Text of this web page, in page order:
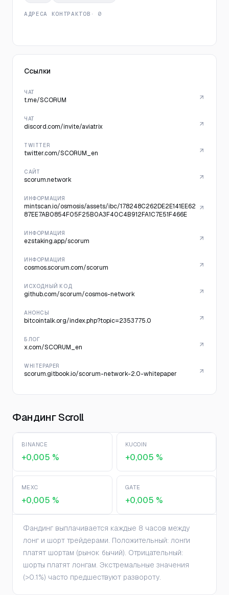
АДРЕСА КОНТРАКТОВ · 0
Ссылки
ЧАТ
t.me/SCORUM
ЧАТ
discord.com/invite/aviatrix
TWITTER
twitter.com/SCORUM_en
САЙТ
scorum.network
ИНФОРМАЦИЯ
mintscan.io/osmosis/assets/ibc/178248C262DE2E141EE62
87EE7AB0854F05F25B0A3F40C4B912FA1C7E51F466E
ИНФОРМАЦИЯ
ezstaking.app/scorum
ИНФОРМАЦИЯ
cosmos.scorum.com/scorum
ИСХОДНЫЙ КОД
github.com/scorum/cosmos-network
АНОНСЫ
bitcointalk.org/index.php?topic=2353775.0
БЛОГ
x.com/SCORUM_en
WHITEPAPER
scorum.gitbook.io/scorum-network-2.0-whitepaper
Фандинг Scroll
BINANCE
+0,005 %
KUCOIN
+0,005 %
MEXC
+0,005 %
GATE
+0,005 %
Фандинг выплачивается каждые 8 часов между
лонг и шорт трейдерами. Положительный: лонги
платят шортам (рынок бычий). Отрицательный:
шорты платят лонгам. Экстремальные значения
(>0.1%) часто предшествуют развороту.